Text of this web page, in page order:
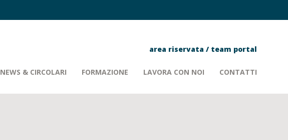
area riservata / team portal
NEWS & CIRCOLARI FORMAZIONE LAVORA CON NOI CONTATTI